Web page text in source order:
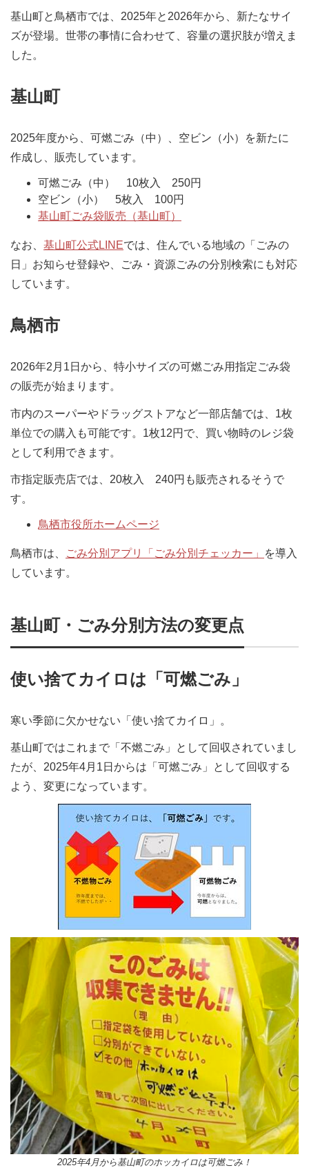
基山町と鳥栖市では、2025年と2026年から、新たなサイ
ズが登場。世帯の事情に合わせて、容量の選択肢が増えま
した。
基山町
2025年度から、可燃ごみ（中）、空ビン（小）を新たに
作成し、販売しています。
可燃ごみ（中） 10枚入 250円
空ビン（小） 5枚入 100円
基山町ごみ袋販売（基山町）
なお、 基山町公式LINEでは、住んでいる地域の「ごみの
日」お知らせ登録や、ごみ・資源ごみの分別検索にも対応
しています。
鳥栖市
2026年2月1日から、特小サイズの可燃ごみ用指定ごみ袋
の販売が始まります。
市内のスーパーやドラッグストアなど一部店舗では、1枚
単位での購入も可能です。1枚12円で、買い物時のレジ袋
として利用できます。
市指定販売店では、20枚入 240円も販売されるそうで
す。
鳥栖市役所ホームページ
鳥栖市は、 ごみ分別アプリ「ごみ分別チェッカー」
を導入
しています。
基山町・ごみ分別方法の変更点
使い捨てカイロは「可燃ごみ」
寒い季節に欠かせない「使い捨てカイロ」。
基山町ではこれまで「不燃ごみ」として回収されていまし
たが、2025年4月1日からは「可燃ごみ」として回収する
よう、変更になっています。
2025年4月から基山町のホッカイロは可燃ごみ！